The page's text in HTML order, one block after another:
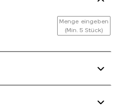
Menge eingeben
(Min. 5 Stück)